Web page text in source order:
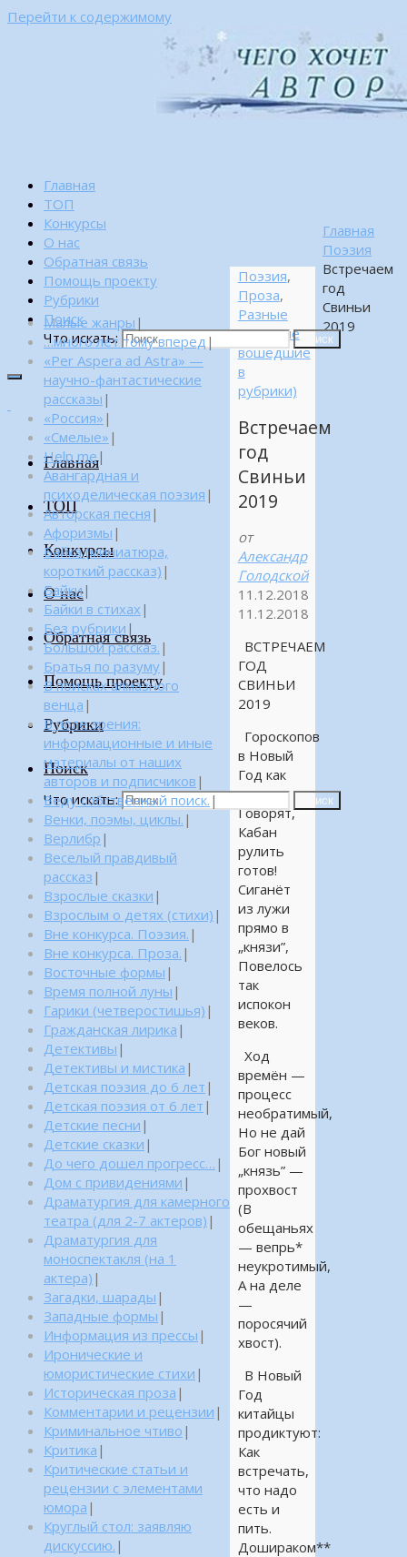
Перейти к содержимому
Главная
ТОП
Конкурсы
О нас
Обратная связь
Помощь проекту
Рубрики
Поиск
Что искать:
Поиск
Главная
ТОП
Конкурсы
О нас
Обратная связь
Помощь проекту
Рубрики
Поиск
Что искать: Поиск
Главная
Поэзия
Встречаем
год
Свиньи
2019
Поэзия,
Проза,
Разные
стихи (не
вошедшие
в
рубрики)
Встречаем
год
Свиньи
2019
от
Александр
Голодской
11.12.2018
11.12.2018
ВСТРЕЧАЕМ
ГОД
СВИНЬИ
2019
Гороскопов
в Новый
Год как
грязи.
Говорят,
Кабан
рулить
готов!
Сиганёт
из лужи
прямо в
„князи”,
Повелось
так
испокон
веков.
Ход
времён —
процесс
необратимый,
Но не дай
Бог новый
„князь” —
прохвост
(В
обещаньях
— вепрь*
неукротимый,
А на деле
—
поросячий
хвост).
В Новый
Год
китайцы
продиктуют:
Как
встречать,
что надо
есть и
пить.
Дошираком**
Малые жанры |
…много лет тому вперед |
«Per Aspera ad Astra» —
научно-фантастические
рассказы |
«Россия» |
«Смелые» |
Help me|
Авангардная и
психоделическая поэзия |
Авторская песня |
Афоризмы |
Байка (миниатюра,
короткий рассказ) |
Байки|
Байки в стихах |
Без рубрики |
Большой рассказ. |
Братья по разуму|
В поисках алмазного
венца |
В поле зрения:
информационные и иные
материалы от наших
авторов и подписчиков |
Веду собственный поиск. |
Венки, поэмы, циклы. |
Верлибр |
Веселый правдивый
рассказ |
Взрослые сказки |
Взрослым о детях (стихи) |
Вне конкурса. Поэзия. |
Вне конкурса. Проза. |
Восточные формы |
Время полной луны |
Гарики (четверостишья) |
Гражданская лирика |
Детективы |
Детективы и мистика |
Детская поэзия до 6 лет |
Детская поэзия от 6 лет |
Детские песни |
Детские сказки |
До чего дошел прогресс… |
Дом с привидениями |
Драматургия для камерного
театра (для 2-7 актеров) |
Драматургия для
моноспектакля (на 1
актера) |
Загадки, шарады |
Западные формы |
Информация из прессы |
Иронические и
юмористические стихи |
Историческая проза |
Комментарии и рецензии |
Криминальное чтиво |
Критика |
Критические статьи и
рецензии с элементами
юмора |
Круглый стол: заявляю
дискуссию. |